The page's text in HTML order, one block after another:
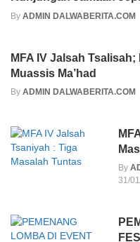
By ADMIN DALWABERITA.COM
MFA IV Jalsah
Muassis Ma’had
By ADMIN DALWABERITA.COM
By
31/